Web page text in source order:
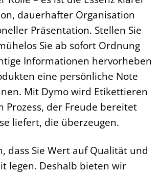
dauerhafter Organisation
Präsentation. Stellen Sie
Sie ab sofort Ordnung
Informationen hervorheben
eine persönliche Note
Mit Dymo wird Etikettieren
Prozess, der Freude bereitet
liefert, die überzeugen.
dass Sie Wert auf Qualität und
legen. Deshalb bieten wir